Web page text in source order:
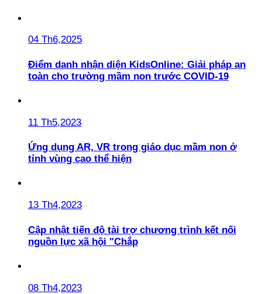
04 Th6,2025
Điểm danh nhận diện KidsOnline: Giải pháp an
toàn cho trường mầm non trước COVID-19
11 Th5,2023
Ứng dụng AR, VR trong giáo dục mầm non ở
tỉnh vùng cao thể hiện
13 Th4,2023
Cập nhật tiến độ tài trợ chương trình kết nối
nguồn lực xã hội "Chắp
08 Th4,2023